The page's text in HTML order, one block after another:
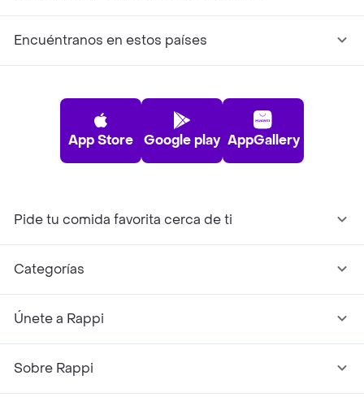
Encuéntranos en estos países
App Store Google play AppGallery
Pide tu comida favorita cerca de ti
Categorías
Únete a Rappi
Sobre Rappi